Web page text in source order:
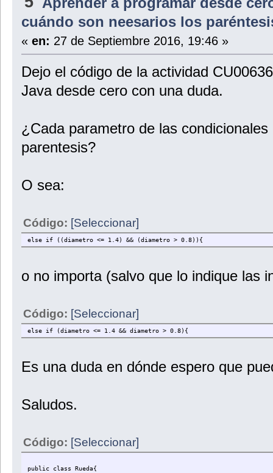
}
/*Metodo para indicar las acciones a realizar dependiendo el valor
al atributo tipoBomba*/
switch (tipoBomba){
case 0:
break;
case 1:
case 2:
System.out.println("La bomba es una bomba de gasolina
break;
break;
break;
default:
System.out.println("No existe un valor valido para tipo
}
//Metodos para obtener los valores de los atributos
}
public String getTipoFluido(){
return tipoFluido;
public String getCombustible(){
return combustible;
cuándo son neesarios los
« en: 27 de Septiembre 2016, 19:46 »
Dejo el código de la actividad
Java desde cero con una duda.
¿Cada parametro de las
parentesis?
O sea:
Código: [Seleccionar]
else if ((diametro <= 1.4) && (diametro > 0.8)){
o no importa (salvo que lo indique las
Código: [Seleccionar]
else if (diametro <= 1.4 && diametro > 0.8){
Es una duda en dónde espero que
Saludos.
Código: [Seleccionar]
public class Rueda{